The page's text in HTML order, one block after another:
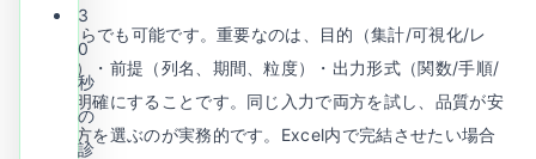
どちらでも可能です。重要なのは、目的（集計/可視化/レ
ポート）・前提（列名、期間、粒度）・出力形式（関数/手順/
表）を明確にすることです。同じ入力で両方を試し、品質が安
定する方を選ぶのが実務的です。Excel内で完結させたい場合
3
0
秒
の
診